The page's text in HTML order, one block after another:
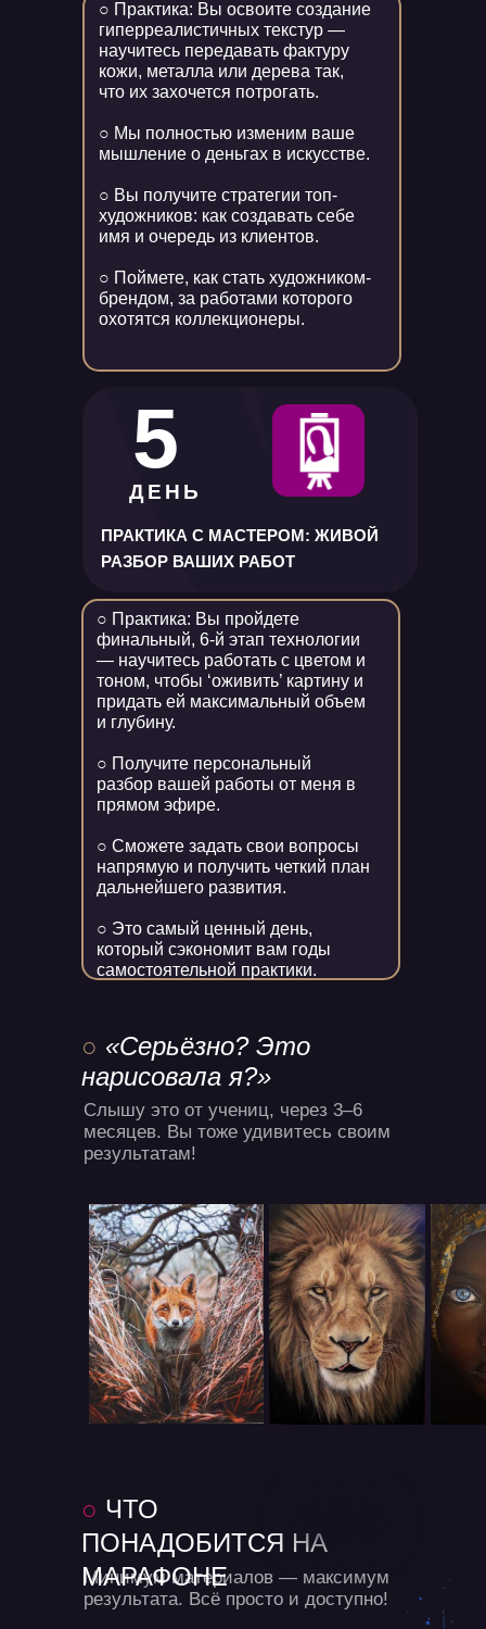
○ Практика: Вы освоите создание
гиперреалистичных текстур —
научитесь передавать фактуру
кожи, металла или дерева так,
что их захочется потрогать.
○ Мы полностью изменим ваше
мышление о деньгах в искусстве.
○ Вы получите стратегии топ-
художников: как создавать себе
имя и очередь из клиентов.
○ Поймете, как стать художником-
брендом, за работами которого
охотятся коллекционеры.
○ Практика: Вы пройдете
финальный, 6-й этап технологии
— научитесь работать с цветом и
тоном, чтобы ‘оживить’ картину и
придать ей максимальный объем
и глубину.
○ Получите персональный
разбор вашей работы от меня в
прямом эфире.
○ Сможете задать свои вопросы
напрямую и получить четкий план
дальнейшего развития.
○ Это самый ценный день,
который сэкономит вам годы
самостоятельной практики.
ПРАКТИКА С МАСТЕРОМ: ЖИВОЙ
РАЗБОР ВАШИХ РАБОТ
5
ДЕНЬ
Слышу это от учениц, через 3–6
месяцев. Вы тоже удивитесь своим
результатам!
○ «Серьёзно? Это
нарисовала я?»
Минимум материалов — максимум
результата. Всё просто и доступно!
○ ЧТО
ПОНАДОБИТСЯ НА
МАРАФОНЕ